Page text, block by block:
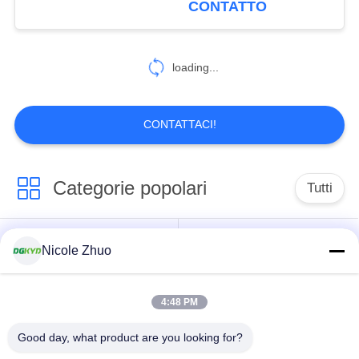
rj45 Jack modulare
37
presa della femmina
rj45
11
CONTATTO
loading...
CONTATTACI!
Categorie popolari Tutti
connettore di
Nicole Zhuo
4:48 PM
Good day, what product are you looking for?